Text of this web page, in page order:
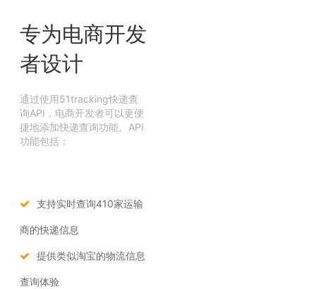
专为电商开发
者设计
通过使用51tracking快递查
询API，电商开发者可以更便
捷地添加快递查询功能。API
功能包括：
支持实时查询410家运输
商的快递信息
提供类似淘宝的物流信息
查询体验